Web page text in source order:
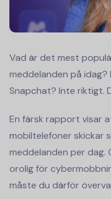
Vad är det mest
meddelanden på
Snapchat? Inte riktigt.
En färsk rapport visar
mobiltelefoner skickar
meddelanden per dag.
orolig för
måste du därför